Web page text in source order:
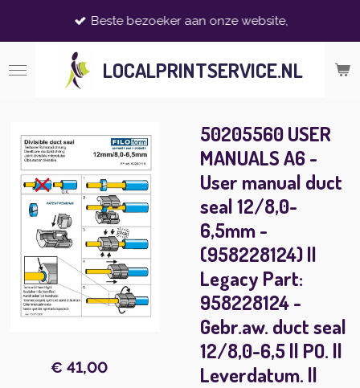
de
hoofdinhoud
LOCALPRINTSERVICE.NL
Beste bezoeker aan onze website,
50205560 USER
MANUALS A6 -
User manual duct
seal 12/8,0-
6,5mm -
(958228124) ||
Legacy Part:
958228124 -
Gebr.aw. duct seal
12/8,0-6,5 || PO. ||
Leverdatum. ||
€ 41,00